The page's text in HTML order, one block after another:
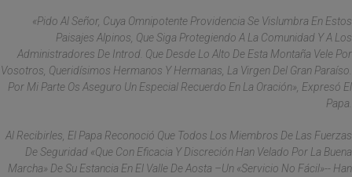
«Pido Al Señor, Cuya Omnipotente Providencia Se Vislumbra En Estos
Paisajes Alpinos, Que Siga Protegiendo A La Comunidad Y A Los
Administradores De Introd. Que Desde Lo Alto De Esta Montaña Vele Por
Vosotros, Queridísimos Hermanos Y Hermanas, La Virgen Del Gran Paraíso.
Por Mi Parte Os Aseguro Un Especial Recuerdo En La Oración», Expresó El
Papa.
Al Recibirles, El Papa Reconoció Que Todos Los Miembros De Las Fuerzas
De Seguridad «que Con Eficacia Y Discreción Han Velado Por La Buena
Marcha» De Su Estancia En El Valle De Aosta –un «servicio No Fácil»-- Han